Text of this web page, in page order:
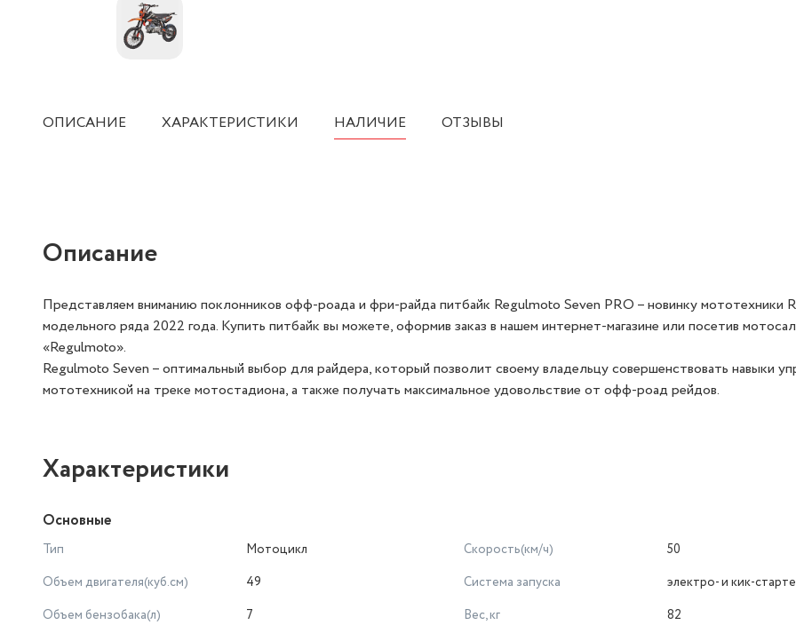
ОПИСАНИЕ ХАРАКТЕРИСТИКИ НАЛИЧИЕ ОТЗЫВЫ
Описание
Представляем вниманию поклонников офф-роада и фри-райда питбайк Regulmoto Seven PRO – новинку мототехники
модельного ряда 2022 года. Купить питбайк вы можете, оформив заказ в нашем интернет-магазине или посетив
«Regulmoto».
Regulmoto Seven – оптимальный выбор для райдера, который позволит своему владельцу совершенствовать навыки
мототехникой на треке мотостадиона, а также получать максимальное удовольствие от офф-роад рейдов.
Характеристики
Основные
Тип
Мотоцикл
Объем двигателя(куб.см)
49
Объем бензобака(л)
7
Скорость(км/ч)
50
Система запуска
электро- и кик-
Вес, кг
82